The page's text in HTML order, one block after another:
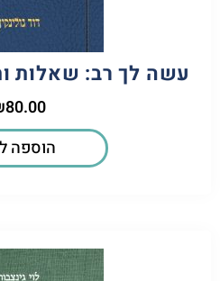
עשה לך רב: שאלות
80.00
הוספה